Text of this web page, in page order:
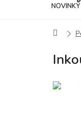
NOVINKY